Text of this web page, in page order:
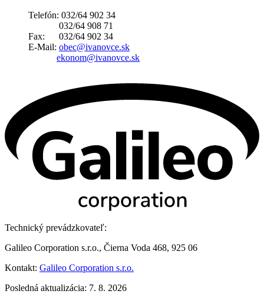
Telefón: 032/64 902 34
032/64 908 71
Fax: 032/64 902 34
E-Mail: obec@ivanovce.sk
ekonom@ivanovce.sk
Technický prevádzkovateľ:
Galileo Corporation s.r.o., Čierna Voda 468, 925 06
Kontakt: Galileo Corporation s.r.o.
Posledná aktualizácia: 7. 8. 2026